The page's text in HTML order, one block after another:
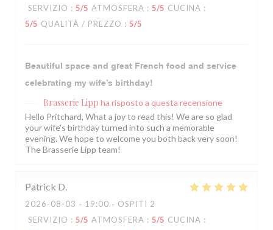
SERVIZIO : 5/5 ATMOSFERA : 5/5 CUCINA :
5/5 QUALITÀ / PREZZO : 5/5
Beautiful space and great French food and service
celebrating my wife’s birthday!
Brasserie Lipp ha risposto a questa recensione
Hello Pritchard, What a joy to read this! We are so glad
your wife's birthday turned into such a memorable
evening. We hope to welcome you both back very soon!
The Brasserie Lipp team!
Patrick D
2026-08-03 - 19:00 - OSPITI 2
SERVIZIO : 5/5 ATMOSFERA : 5/5 CUCINA :